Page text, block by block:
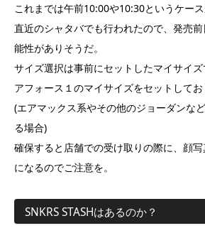
これまでは午前10:00や10:30というケース
直近のシャタバでも行われたので、発売
能性がありそうだ。
サイズ選択は事前にセットしたマイサイ
アフォース１のマイサイズをセットしてお
(エアマックス系やその他のジョーダンな
る場合)
確保すると店舗での受け取りの際に、顔
になるのでご注意を。
SNKRS STASHはあるのか？